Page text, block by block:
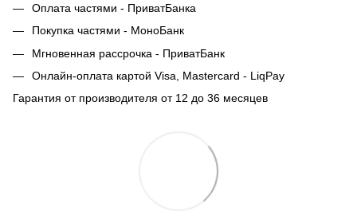
Оплата частями - ПриватБанка
Покупка частями - МоноБанк
Мгновенная рассрочка - ПриватБанк
Онлайн-оплата картой Visa, Mastercard - LiqPay
Гарантия от производителя от 12 до 36 месяцев